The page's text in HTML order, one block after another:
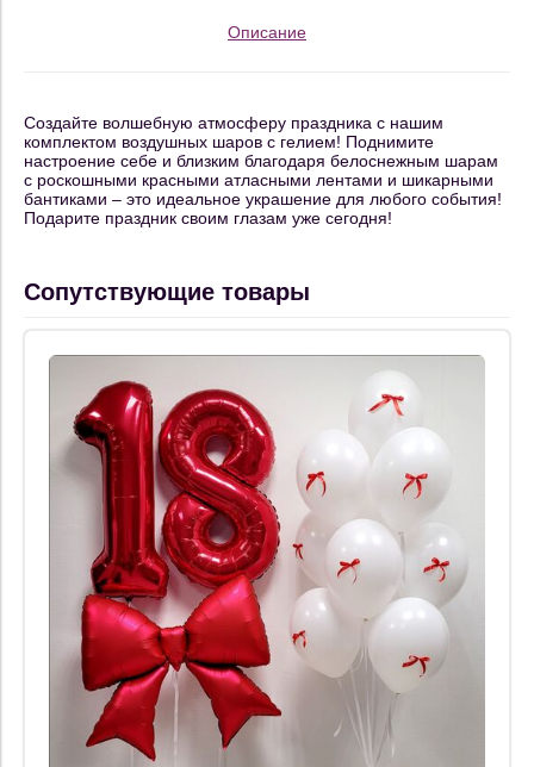
Описание
Создайте волшебную атмосферу праздника с нашим
комплектом воздушных шаров с гелием! Поднимите
настроение себе и близким благодаря белоснежным шарам
с роскошными красными атласными лентами и шикарными
бантиками – это идеальное украшение для любого события!
Подарите праздник своим глазам уже сегодня!
Сопутствующие товары